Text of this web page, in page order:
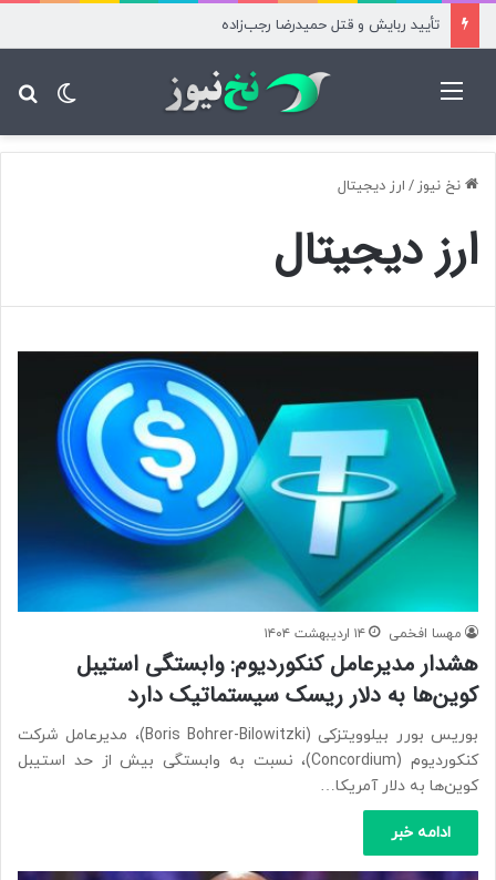
تأیید ربایش و قتل حمیدرضا رجب‌زاده
نخ نیوز / ارز دیجیتال
ارز دیجیتال
مهسا افخمی ۱۴ اردیبهشت ۱۴۰۴
هشدار مدیرعامل کنکوردیوم: وابستگی استیبل
کوین‌ها به دلار ریسک سیستماتیک دارد
بوریس بورر بیلوویتزکی (Boris Bohrer-Bilowitzki)، مدیرعامل شرکت
کنکوردیوم (Concordium)، نسبت به وابستگی بیش از حد استیبل
کوین‌ها به دلار آمریکا…
ادامه خبر